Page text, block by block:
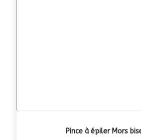
Pince à épiler Mors